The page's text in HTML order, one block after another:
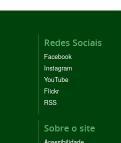
Redes Sociais
Facebook
Instagram
YouTube
Flickr
RSS
Sobre o site